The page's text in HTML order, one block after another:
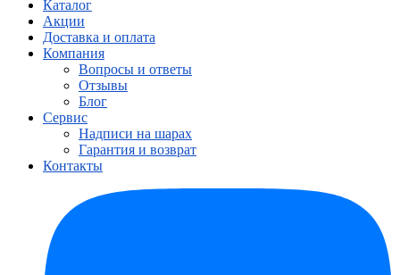
Каталог
Акции
Доставка и оплата
Компания
Вопросы и ответы
Отзывы
Блог
Сервис
Надписи на шарах
Гарантия и возврат
Контакты